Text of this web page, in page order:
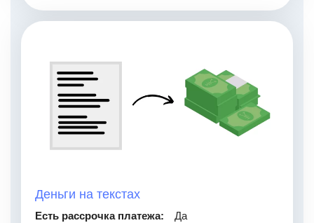
Деньги на текстах
Есть рассрочка платежа:
Да